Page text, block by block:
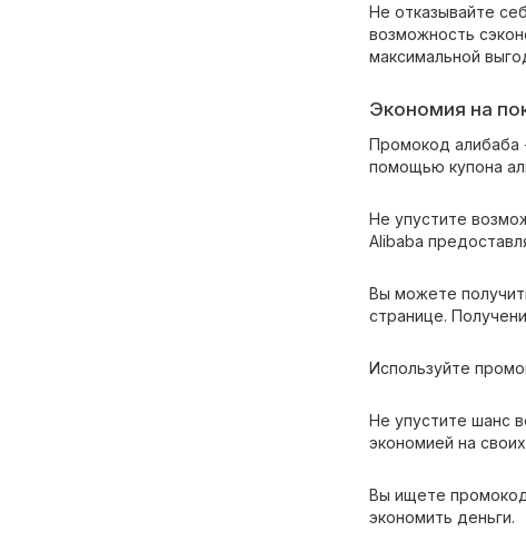
Не отказывайте
возможность
максимальной
Экономия на
Промокод алибаба
помощью купона
Не упустите
Alibaba
Вы можете
странице.
Используйте
Не упустите шанс
экономией на
Вы ищете
экономить деньги.